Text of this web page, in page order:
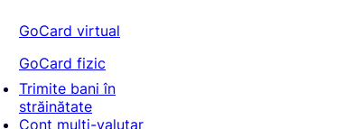
GoCard virtual
GoCard fizic
Trimite bani în
străinătate
Cont multi-valutar